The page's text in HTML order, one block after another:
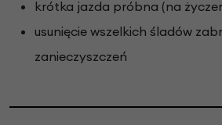
krótka jazda próbna (na
usunięcie wszelkich śladów
zanieczyszczeń